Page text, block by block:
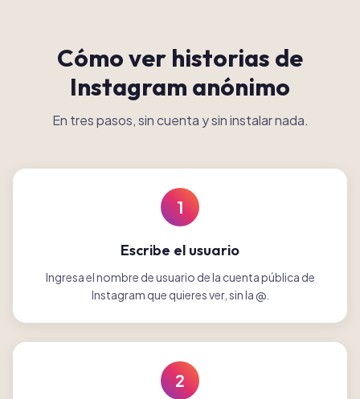
Cómo ver historias de
Instagram anónimo
En tres pasos, sin cuenta y sin instalar nada.
1
Escribe el usuario
Ingresa el nombre de usuario de la cuenta pública de
Instagram que quieres ver, sin la @.
2